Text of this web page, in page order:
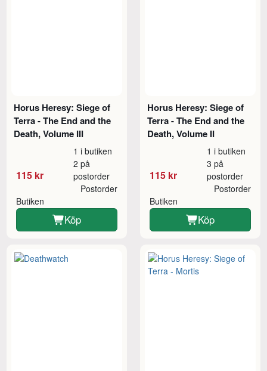
Horus Heresy: Siege of
Terra - The End and the
Death, Volume III
115 kr
1 i butiken
2 på
postorder
Butiken
Postorder
Köp
Horus Heresy: Siege of
Terra - The End and the
Death, Volume II
115 kr
1 i butiken
3 på
postorder
Butiken
Postorder
Köp